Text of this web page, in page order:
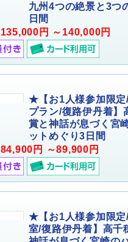
九州4つの絶景と3つ
日間
135,000円 ～140,000円
★【お1人様参加限定
プラン/復路伊丹着】
賞と神話が息づく宮
ットめぐり3日間
84,900円 ～89,900円
★【お1人様参加限定
室/復路伊丹着】高千